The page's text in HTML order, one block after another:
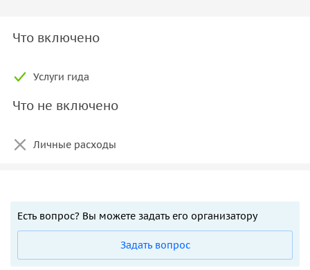
Что включено
Услуги гида
Что не включено
Личные расходы
Есть вопрос? Вы можете задать его организатору
Задать вопрос